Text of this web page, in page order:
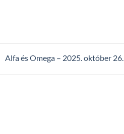
Alfa és Omega – 2025. október 26.